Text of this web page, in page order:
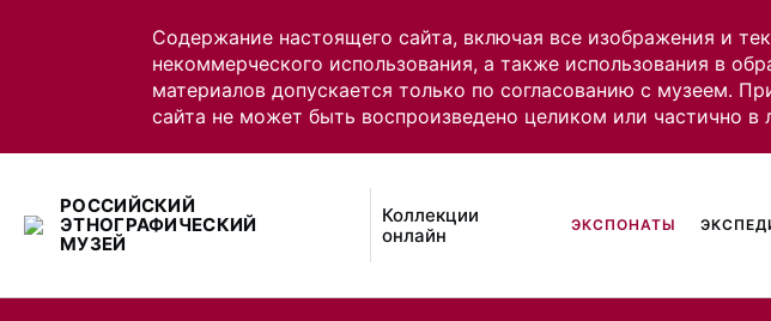
Содержание настоящего сайта, включая все изображения и
некоммерческого использования, а также использования в
материалов допускается только по согласованию с музеем.
сайта не может быть воспроизведено целиком или частично
РОССИЙСКИЙ
ЭТНОГРАФИЧЕСКИЙ
МУЗЕЙ
Коллекции
онлайн
ЭКСПОНАТЫ